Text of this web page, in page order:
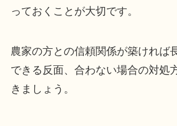
っておくことが大切です。
農家の方との信頼関係が築ければ
できる反面、合わない場合の対処
きましょう。